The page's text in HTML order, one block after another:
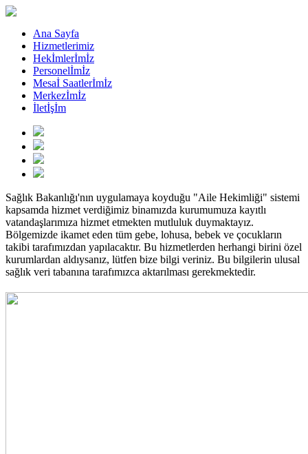
Ana Sayfa
Hizmetlerimiz
Hekİmlerİmİz
Personelİmİz
Mesaİ Saatlerİmİz
Merkezİmİz
İletİşİm
Sağlık Bakanlığı'nın uygulamaya koyduğu "Aile Hekimliği" sistemi
kapsamda hizmet verdiğimiz binamızda kurumumuza kayıtlı
vatandaşlarımıza hizmet etmekten mutluluk duymaktayız.
Bölgemizde ikamet eden tüm gebe, lohusa, bebek ve çocukların
takibi tarafımızdan yapılacaktır. Bu hizmetlerden herhangi birini özel
kurumlardan aldıysanız, lütfen bize bilgi veriniz. Bu bilgilerin ulusal
sağlık veri tabanına tarafımızca aktarılması gerekmektedir.